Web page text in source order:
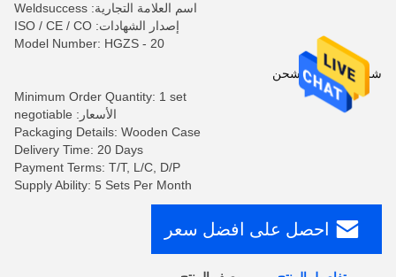
اسم العلامة التجارية: Weldsuccess
إصدار الشهادات: ISO / CE / CO
Model Number: HGZS - 20
شروط الدفع والشحن
Minimum Order Quantity: 1 set
الأسعار: negotiable
Packaging Details: Wooden Case
Delivery Time: 20 Days
Payment Terms: T/T, L/C, D/P
Supply Ability: 5 Sets Per Month
احصل على افضل سعر